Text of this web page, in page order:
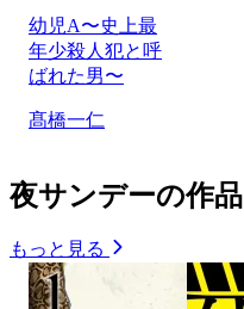
幼児A〜史上最
年少殺人犯と呼
ばれた男〜
髙橋一仁
夜サンデーの作品
もっと見る